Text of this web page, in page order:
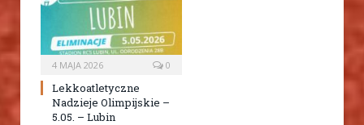
4 MAJA 2026 0
Lekkoatletyczne
Nadzieje Olimpijskie –
5.05. – Lubin